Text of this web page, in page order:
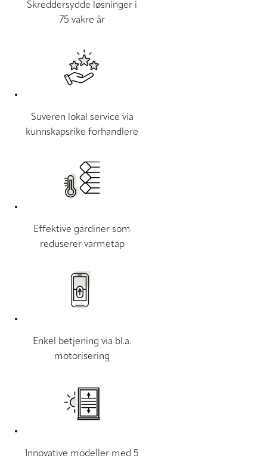
Skreddersydde løsninger i
75 vakre år
Suveren lokal service via
kunnskapsrike forhandlere
Effektive gardiner som
reduserer varmetap
Enkel betjening via bl.a.
motorisering
Innovative modeller med 5